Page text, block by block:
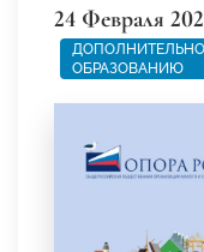
24 Февраля
ОБРАЗОВАНИЮ